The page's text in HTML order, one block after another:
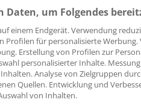
und kostenlos.
Infografiken
und Kommentare
um Folgendes
einem Endgerät. Verwendung
Profilen für personalisierte
Erstellung von Profilen zur
personalisierter Inhalte.
Analyse von Zielgruppen
Quellen. Entwicklung und
von Inhalten.